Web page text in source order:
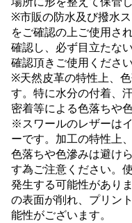
※市販の防水及び撥水
をご確認の上ご使用さ
確認し、必ず目立たな
確認頂きご使用ください
※天然皮革の特性上、
す。特に水分の付着、
密着等による色落ちや
※スワールのレザーは
ーです。加工の特性上
色落ちや色滲みは避け
す為ご注意ください。
発生する可能性があり
の表面が削れ、プリン
能性がございます。